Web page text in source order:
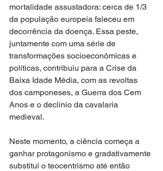
mortalidade assustadora: cerca de 1/3
da população europeia faleceu em
decorrência da doença. Essa peste,
juntamente com uma série de
transformações socioeconômicas e
políticas, contribuiu para a Crise da
Baixa Idade Média, com as revoltas
dos camponeses, a Guerra dos Cem
Anos e o declínio da cavalaria
medieval.
Neste momento, a ciência começa a
ganhar protagonismo e gradativamente
substitui o teocentrismo até então